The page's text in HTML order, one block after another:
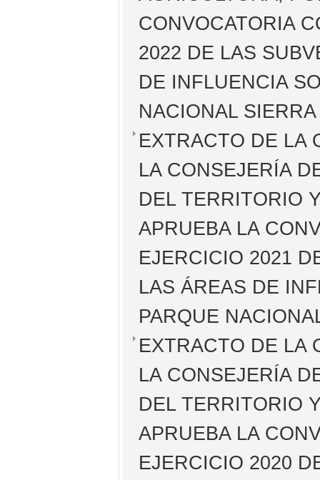
CONVOCATORIA
2022 DE LAS
DE INFLUENCIA
NACIONAL
EXTRACTO DE LA
LA CONSEJERÍA
DEL TERRITORIO
APRUEBA LA
EJERCICIO 2021
LAS ÁREAS DE
PARQUE
EXTRACTO DE LA
LA CONSEJERÍA
DEL TERRITORIO
APRUEBA LA
EJERCICIO 2020